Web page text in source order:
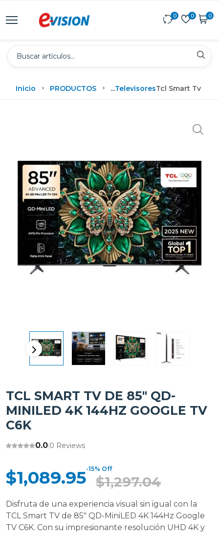
0 0 0
Inicio PRODUCTOS ...TelevisoresTcl Smart Tv De
TCL SMART TV DE 85" QD-
MINILED 4K 144HZ GOOGLE TV
C6K
0.0|0 Reviews
$1,089.95-15% Off
$1,297.04
Disfruta de una experiencia visual sin igual con la
TCL Smart TV de 85" QD-MiniLED 4K 144Hz Google
TV C6K. Con su impresionante resolución UHD 4K y